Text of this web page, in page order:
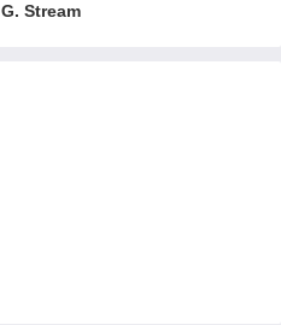
G. Stream